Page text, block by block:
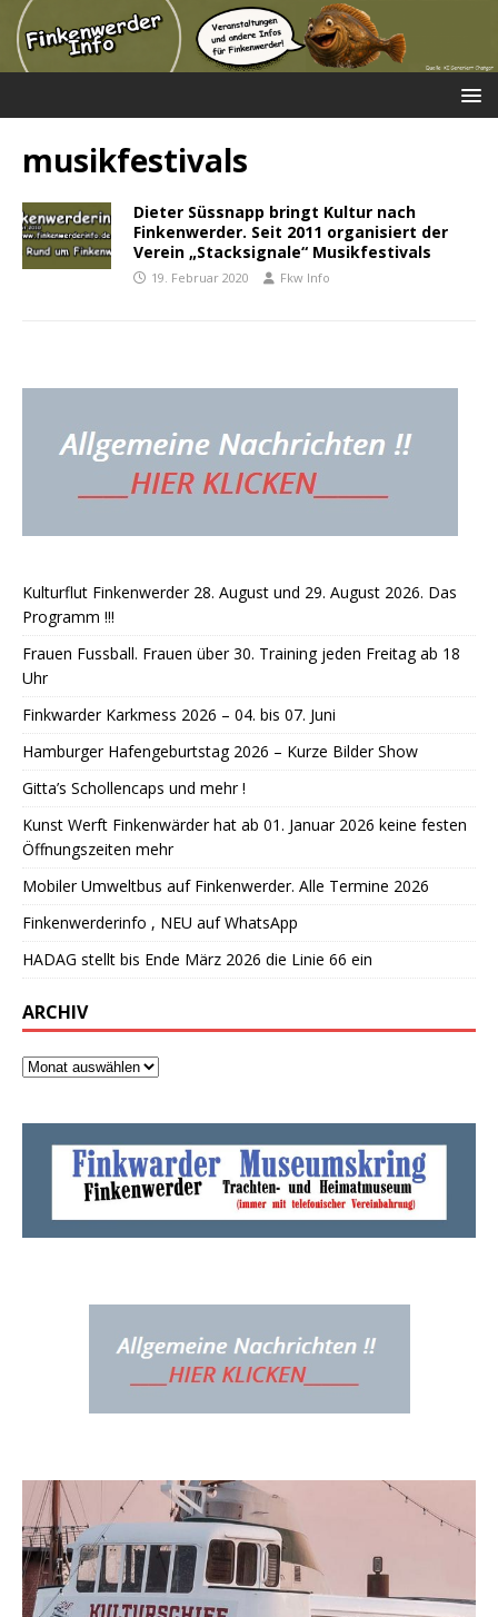
musikfestivals
Dieter Süssnapp bringt Kultur nach
Finkenwerder. Seit 2011 organisiert der
Verein „Stacksignale“ Musikfestivals
19. Februar 2020 Fkw Info
Kulturflut Finkenwerder 28. August und 29. August 2026. Das
Programm !!!
Frauen Fussball. Frauen über 30. Training jeden Freitag ab 18
Uhr
Finkwarder Karkmess 2026 – 04. bis 07. Juni
Hamburger Hafengeburtstag 2026 – Kurze Bilder Show
Gitta’s Schollencaps und mehr !
Kunst Werft Finkenwärder hat ab 01. Januar 2026 keine festen
Öffnungszeiten mehr
Mobiler Umweltbus auf Finkenwerder. Alle Termine 2026
Finkenwerderinfo , NEU auf WhatsApp
HADAG stellt bis Ende März 2026 die Linie 66 ein
ARCHIV